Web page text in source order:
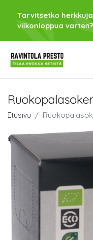
Tarvitsetko herkkuja
viikonloppua varten?
Etusivu